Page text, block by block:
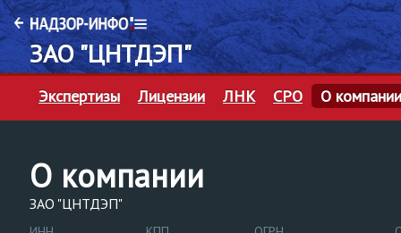
ЗАО "ЦНТДЭП"
Экспертизы Лицензии ЛНК СРО О компании
О компании
ЗАО "ЦНТДЭП"